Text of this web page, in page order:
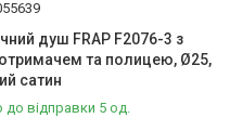
душ FRAP F2076-3 з
та полицею, Ø25,
сатин
до відправки 5 од.